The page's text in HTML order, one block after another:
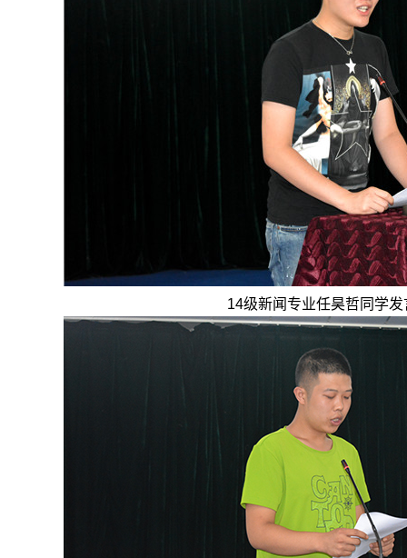
14级新闻专业任昊哲同学发